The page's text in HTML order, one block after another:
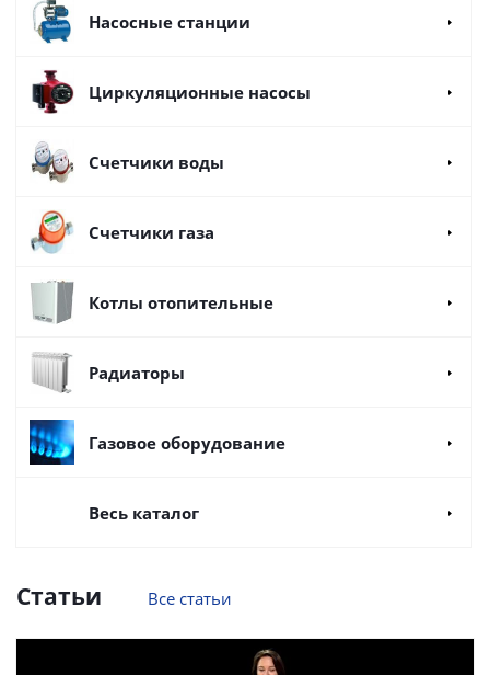
Насосные станции
Циркуляционные насосы
Счетчики воды
Счетчики газа
Котлы отопительные
Радиаторы
Газовое оборудование
Весь каталог
Статьи Все статьи